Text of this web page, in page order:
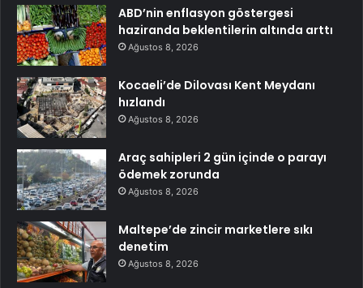
ABD’nin enflasyon göstergesi
haziranda beklentilerin altında arttı
Ağustos 8, 2026
Kocaeli’de Dilovası Kent Meydanı
hızlandı
Ağustos 8, 2026
Araç sahipleri 2 gün içinde o parayı
ödemek zorunda
Ağustos 8, 2026
Maltepe’de zincir marketlere sıkı
denetim
Ağustos 8, 2026